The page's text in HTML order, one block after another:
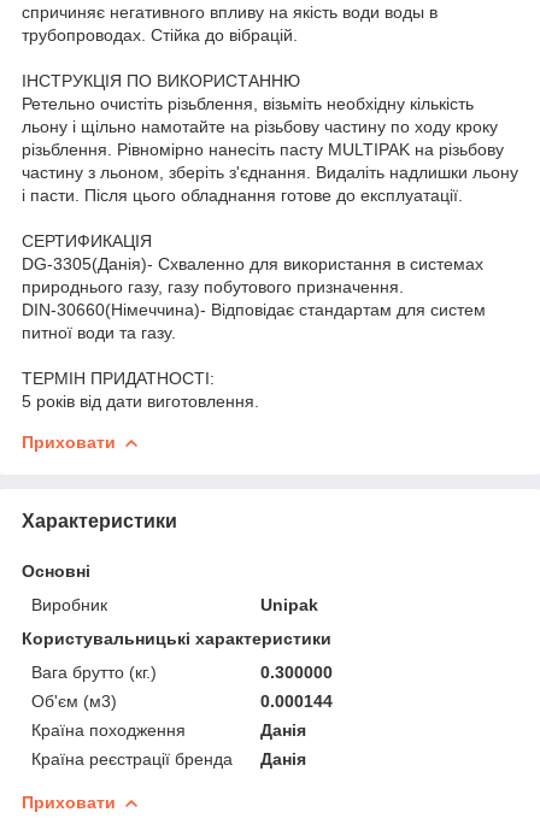
спричиняє негативного впливу на якість води воды в
трубопроводах. Стійка до вібрацій.
ІНСТРУКЦІЯ ПО ВИКОРИСТАННЮ
Ретельно очистіть різьблення, візьміть необхідну кількість
льону і щільно намотайте на різьбову частину по ходу кроку
різьблення. Рівномірно нанесіть пасту MULTIPAK на різьбову
частину з льоном, зберіть з'єднання. Видаліть надлишки льону
і пасти. Після цього обладнання готове до експлуатації.
СЕРТИФИКАЦІЯ
DG-3305(Данія)- Схваленно для використання в системах
природнього газу, газу побутового призначення.
DIN-30660(Німеччина)- Відповідає стандартам для систем
питної води та газу.
ТЕРМІН ПРИДАТНОСТІ:
5 років від дати виготовлення.
Приховати
Характеристики
Основні
Виробник
Unipak
Користувальницькі характеристики
Вага брутто (кг.)
0.300000
Об'єм (м3)
0.000144
Країна походження
Данія
Країна реєстрації бренда
Данія
Приховати